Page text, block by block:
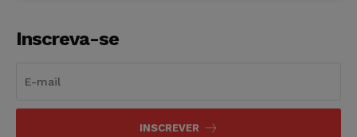
Inscreva-se
INSCREVER